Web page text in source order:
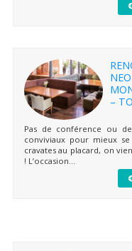
–
Pas de conférence ou
conviviaux pour mieux
cravates au placard, on
! L’occasion...